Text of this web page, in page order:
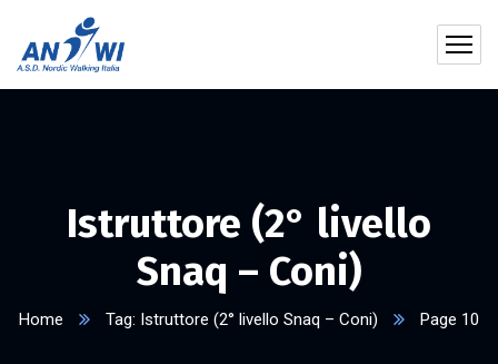
Istruttore (2° livello
Snaq – Coni)
Home Tag: Istruttore (2° livello Snaq – Coni) Page 10